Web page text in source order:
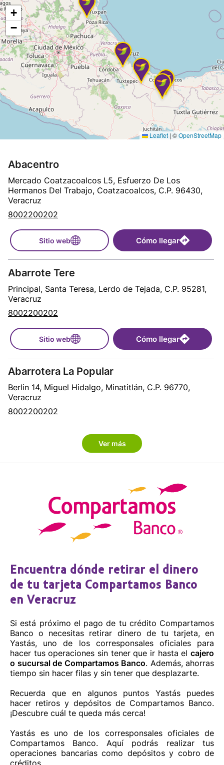
Abacentro
Mercado Coatzacoalcos L5, Esfuerzo De Los
Hermanos Del Trabajo, Coatzacoalcos, C.P. 96430,
Veracruz
8002200202
Sitio web Cómo llegar
Abarrote Tere
Principal, Santa Teresa, Lerdo de Tejada, C.P. 95281,
Veracruz
8002200202
Sitio web Cómo llegar
Abarrotera La Popular
Berlin 14, Miguel Hidalgo, Minatitlán, C.P. 96770,
Veracruz
8002200202
Cómo llegar
Pino Suarez SN, Citlaltepec, Citlaltépetl, C.P. 92230,
8002200202
Sitio web Cómo llegar
Abarrotes 2 Hermanas
Principal, La Pureza, La Antigua, C.P. 91685, Veracruz
8002200202
Sitio web Cómo llegar
Ver más
+
−
Leaflet | ©OpenStreetMap
Encuentra dónde retirar el dinero
de tu tarjeta Compartamos Banco
en Veracruz
Si está próximo el pago de tu crédito Compartamos
Banco o necesitas retirar dinero de tu tarjeta, en
Yastás, uno de los corresponsales oficiales para
hacer tus operaciones sin tener que ir hasta el cajero
o sucursal de Compartamos Banco. Además, ahorras
tiempo sin hacer filas y sin tener que desplazarte.
Recuerda que en algunos puntos Yastás puedes
hacer retiros y depósitos de Compartamos Banco.
¡Descubre cuál te queda más cerca!
Yastás es uno de los corresponsales oficiales de
Compartamos Banco. Aquí podrás realizar tus
operaciones bancarias como depósitos y cobro de
créditos.